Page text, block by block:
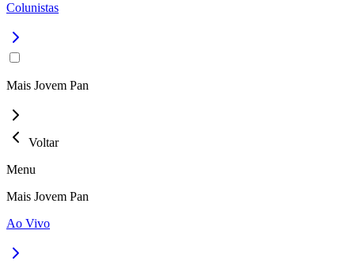
Colunistas
Mais Jovem Pan
Voltar
Menu
Mais Jovem Pan
Ao Vivo